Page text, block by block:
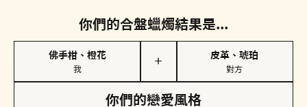
你們的合盤蠟燭結果是...
佛手柑、橙花
我
＋
皮革、琥珀
對方
你們的戀愛風格